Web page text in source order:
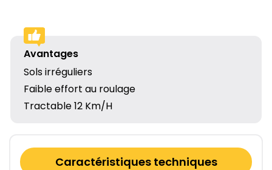
Avantages
Sols irréguliers
Faible effort au roulage
Tractable 12 Km/H
Caractéristiques techniques